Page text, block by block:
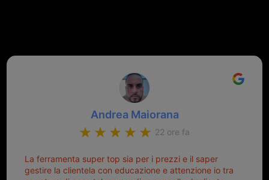
Andrea Maiorana
22 ore fa
La ferramenta super top sia per i prezzi e il saper
gestire la clientela con educazione e attenzione io tra